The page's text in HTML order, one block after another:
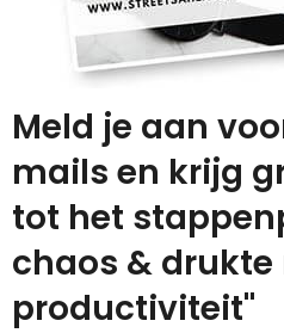
Meld je aan
mails en krijg
tot het
chaos &
productiviteit"